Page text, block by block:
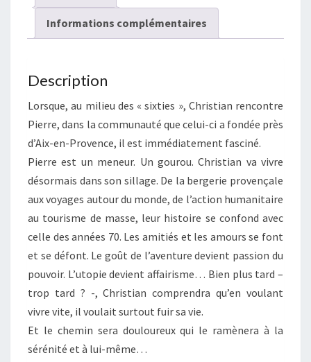
Informations complémentaires
Description
Lorsque, au milieu des « sixties », Christian rencontre
Pierre, dans la communauté que celui-ci a fondée près
d’Aix-en-Provence, il est immédiatement fasciné.
Pierre est un meneur. Un gourou. Christian va vivre
désormais dans son sillage. De la bergerie provençale
aux voyages autour du monde, de l’action humanitaire
au tourisme de masse, leur histoire se confond avec
celle des années 70. Les amitiés et les amours se font
et se défont. Le goût de l’aventure devient passion du
pouvoir. L’utopie devient affairisme… Bien plus tard –
trop tard ? -, Christian comprendra qu’en voulant
vivre vite, il voulait surtout fuir sa vie.
Et le chemin sera douloureux qui le ramènera à la
sérénité et à lui-même…